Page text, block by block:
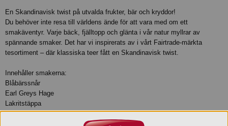
En Skandinavisk twist på utvalda frukter, bär och kryddor!
Du behöver inte resa till världens ände för att vara med om ett
smakäventyr. Varje bäck, fjälltopp och glänta i vår natur myllrar av
spännande smaker. Det har vi inspirerats av i vårt Fairtrade-märkta
tesortiment – där klassiska teer fått en Skandinavisk twist.
Innehåller smakerna:
Blåbärssnår
Earl Greys Hage
Lakritstäppa
Skogsglänta